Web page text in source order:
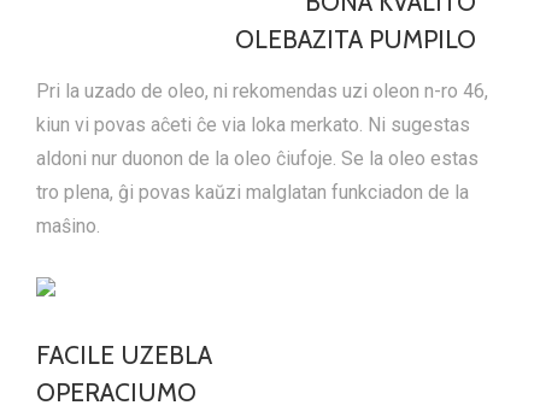
OLEBAZITA PUMPILO
Pri la uzado de oleo, ni rekomendas uzi oleon n-ro 46,
kiun vi povas aĉeti ĉe via loka merkato. Ni sugestas
aldoni nur duonon de la oleo ĉiufoje. Se la oleo estas
tro plena, ĝi povas kaŭzi malglatan funkciadon de la
maŝino.
FACILE UZEBLA
OPERACIUMO